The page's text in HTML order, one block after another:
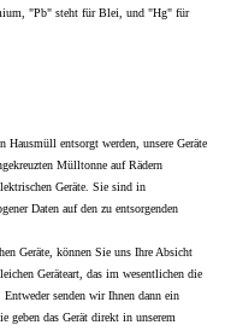
"Pb" steht für Blei, und "Hg" für
entsorgt werden, unsere Geräte
Mülltonne auf Rädern
Geräte. Sie sind in
Daten auf den zu entsorgenden
Geräte, können Sie uns Ihre Absicht
Geräteart, das im wesentlichen die
senden wir Ihnen dann ein
geben das Gerät direkt in unserem